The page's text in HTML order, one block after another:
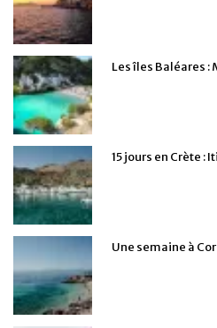
Les îles Baléares :
15 jours en Crète :
Une semaine à